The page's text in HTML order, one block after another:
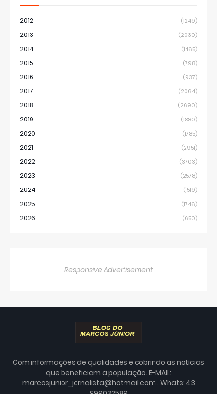
2012 (1249)
2013 (2030)
2014 (1465)
2015 (798)
2016 (937)
2017 (2064)
2018 (2690)
2019 (1880)
2020 (1785)
2021 (2951)
2022 (3703)
2023 (2578)
2024 (1519)
2025 (1746)
2026 (650)
Responsive Advertisement
Com informações de qualidades e cobrindo as notícias
que beneficiam a população. E-MAIL:
marcosjunior_jornalista@hotmail.com . Whats: 43